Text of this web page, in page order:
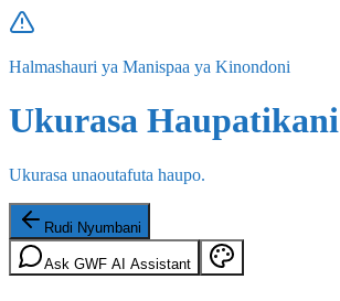
Halmashauri ya Manispaa ya Kinondoni
Ukurasa Haupatikani
Ukurasa unaoutafuta haupo.
Rudi Nyumbani
Ask GWF AI Assistant